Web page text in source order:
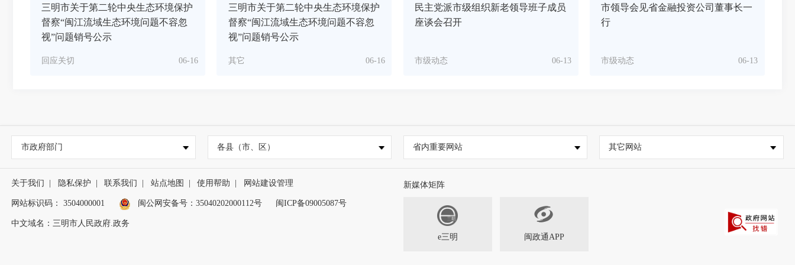
三明市关于第二轮中央生态环境保护
督察“闽江流域生态环境问题不容忽
视”问题销号公示
06-16
回应关切
三明市关于第二轮中央生态环境保护
督察“闽江流域生态环境问题不容忽
视”问题销号公示
06-16
其它
民主党派市级组织新老领导班子成员
座谈会召开
06-13
市级动态
市领导会见省金融投资公司董事长一
行
06-13
市级动态
市政府部门 各县（市、区） 省内重要网站 其它网站
关于我们 隐私保护 联系我们 站点地图 使用帮助 网站建设管理
网站标识码： 3504000001 闽公网安备号： 35040202000112号 闽ICP备09005087号
中文域名：三明市人民政府.政务
新媒体矩阵
e三明 闽政通APP